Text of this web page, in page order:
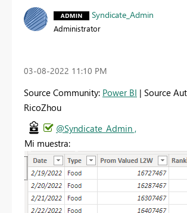
Syndicate_Admin
Administrator
‎03-08-2022 11:10 PM
Source Community: Power BI | Source
RicoZhou
@Syndicate_Admin ,
Mi muestra: